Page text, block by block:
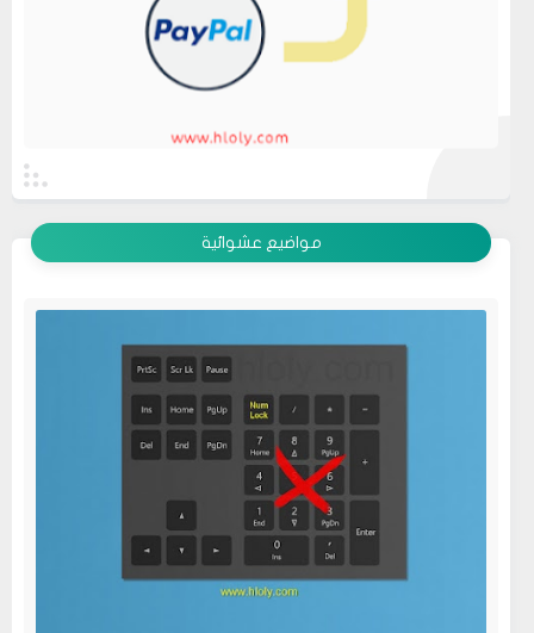
مواضيع عشوائية